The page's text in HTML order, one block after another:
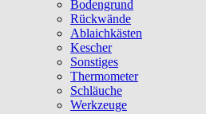
Bodengrund
Rückwände
Ablaichkästen
Kescher
Sonstiges
Thermometer
Schläuche
Werkzeuge